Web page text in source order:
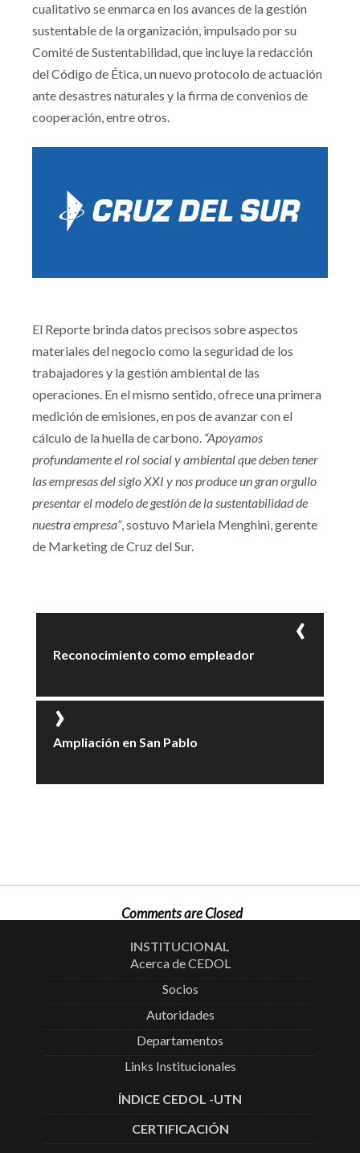
cualitativo se enmarca en los avances de la gestión
sustentable de la organización, impulsado por su
Comité de Sustentabilidad, que incluye la redacción
del Código de Ética, un nuevo protocolo de actuación
ante desastres naturales y la firma de convenios de
cooperación, entre otros.
El Reporte brinda datos precisos sobre aspectos
materiales del negocio como la seguridad de los
trabajadores y la gestión ambiental de las
operaciones. En el mismo sentido, ofrece una primera
medición de emisiones, en pos de avanzar con el
cálculo de la huella de carbono. “Apoyamos
profundamente el rol social y ambiental que deben tener
las empresas del siglo XXI y nos produce un gran orgullo
presentar el modelo de gestión de la sustentabilidad de
nuestra empresa”, sostuvo Mariela Menghini, gerente
de Marketing de Cruz del Sur.
Reconocimiento como empleador
Ampliación en San Pablo
Comments are Closed
INSTITUCIONAL
Acerca de CEDOL
Socios
Autoridades
Departamentos
Links Institucionales
ÍNDICE CEDOL -UTN
CERTIFICACIÓN